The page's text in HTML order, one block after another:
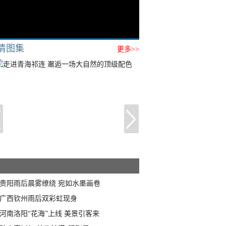
更多>>
图集
贵阳雨后晨雾缭绕 宛如水墨画卷
广西钦州雨后双彩虹现身
河南洛阳“花海”上线 美景引客来